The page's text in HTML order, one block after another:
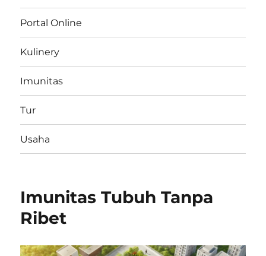
Portal Online
Kulinery
Imunitas
Tur
Usaha
Imunitas Tubuh Tanpa
Ribet